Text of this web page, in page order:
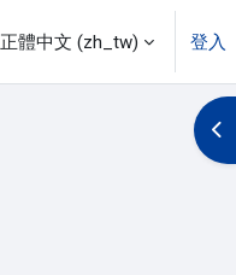
正體中文 ‎(zh_tw)‎ 登入
開